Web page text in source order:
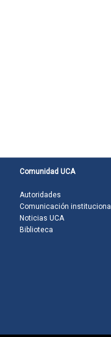
Comunidad UCA
Autoridades
Comunicación institucional
Noticias UCA
Biblioteca